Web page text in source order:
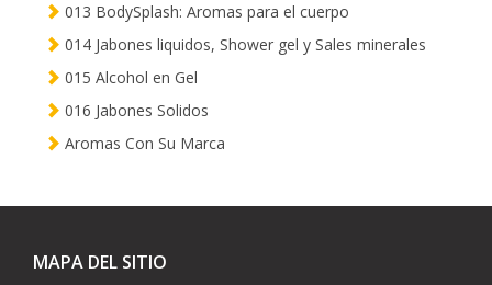
013 BodySplash: Aromas para el cuerpo
014 Jabones liquidos, Shower gel y Sales minerales
015 Alcohol en Gel
016 Jabones Solidos
Aromas Con Su Marca
MAPA DEL SITIO